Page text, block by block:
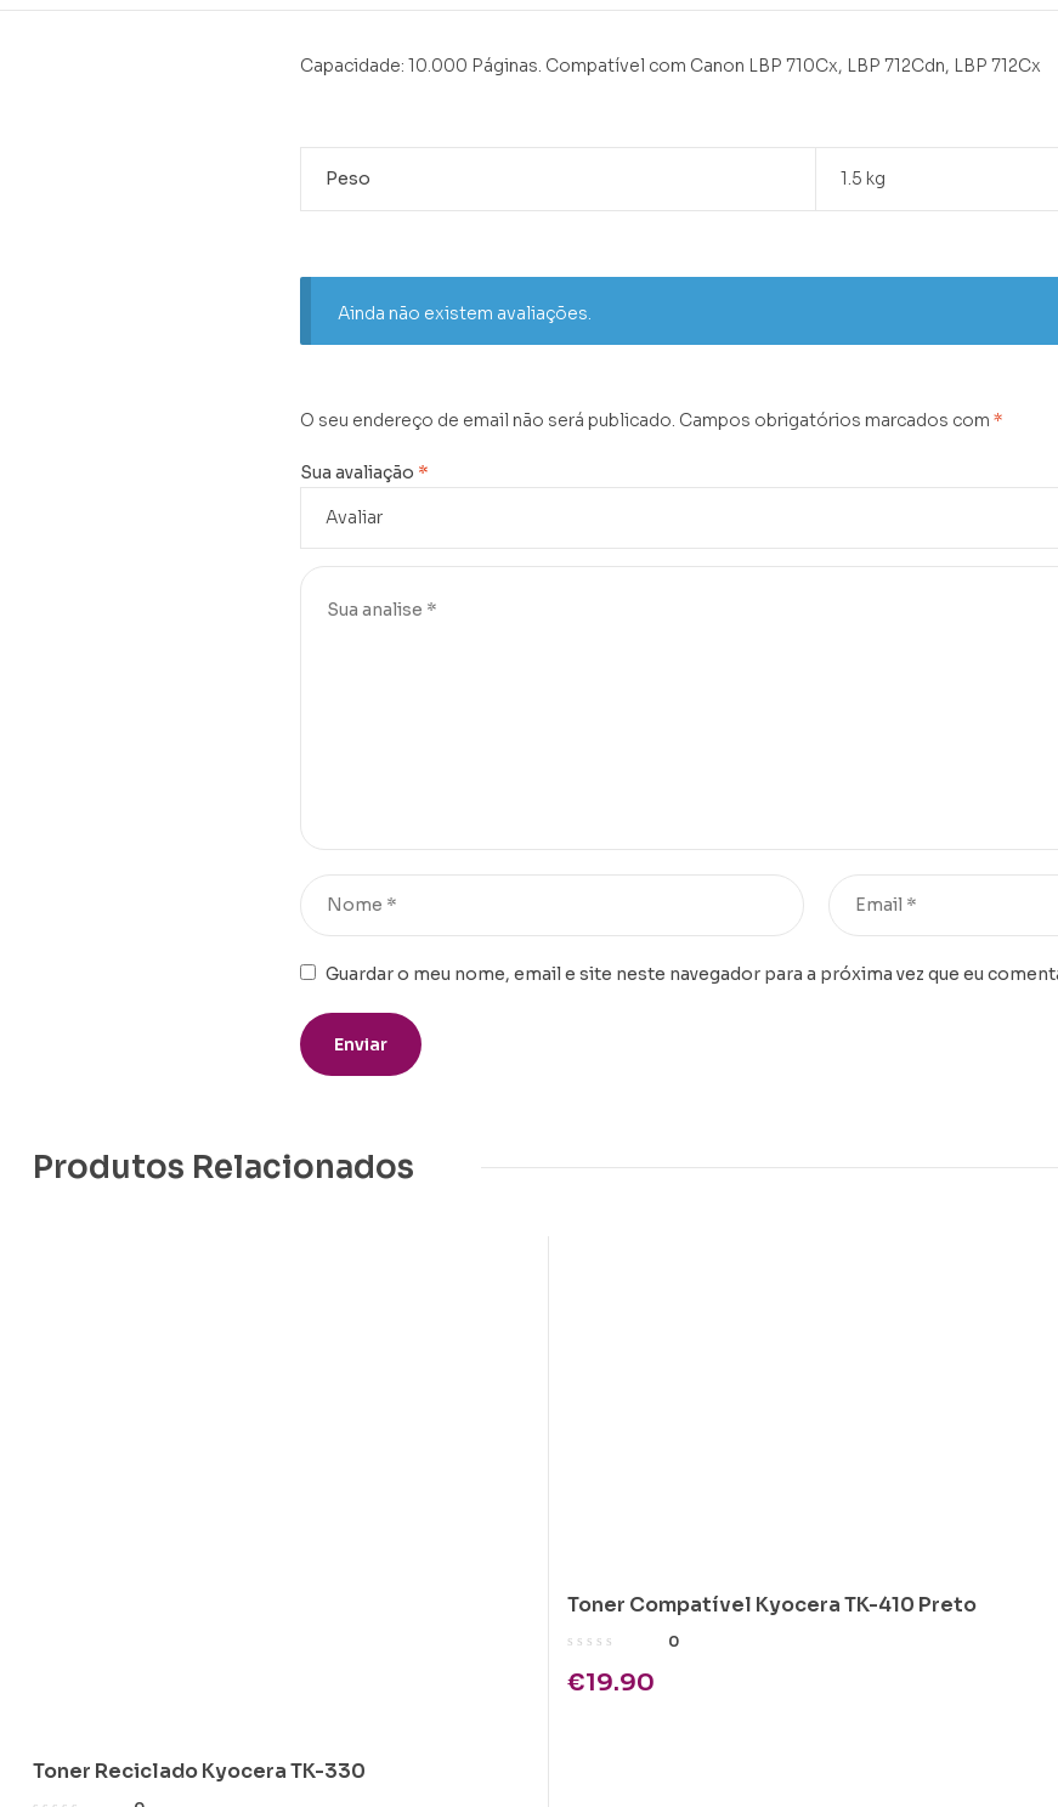
Capacidade: 10.000 Páginas. Compatível com Canon LBP 710Cx, LBP 712Cdn, LBP 712Cx
Peso 1.5 kg
Ainda não existem avaliações.
O seu endereço de email não será publicado. Campos obrigatórios marcados com *
Sua avaliação *
Guardar o meu nome, email e site neste navegador para a próxima vez que eu
Produtos Relacionados
Toner Reciclado Kyocera TK-330
Toner Compatível Kyocera TK-410 Preto
0
€19.90